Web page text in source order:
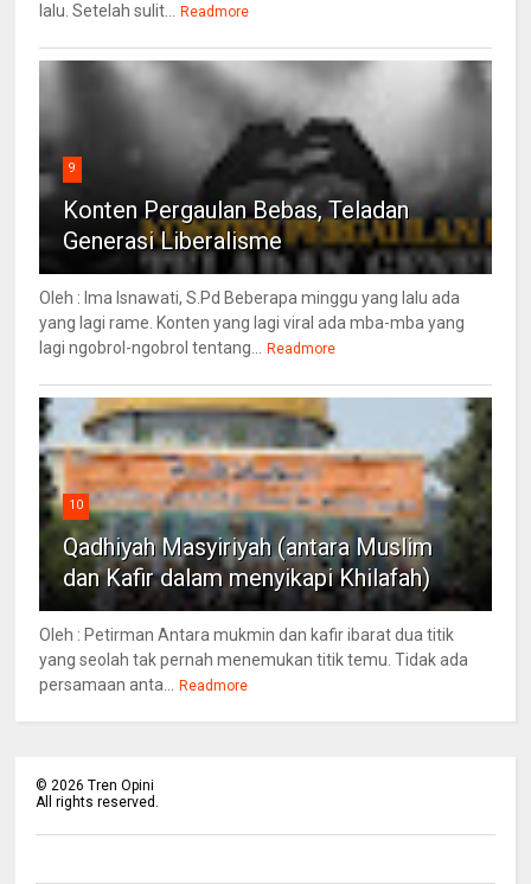
lalu. Setelah sulit...
Readmore
9
Konten Pergaulan Bebas, Teladan
Generasi Liberalisme
Oleh : Ima Isnawati, S.Pd Beberapa minggu yang lalu ada
yang lagi rame. Konten yang lagi viral ada mba-mba yang
lagi ngobrol-ngobrol tentang...
Readmore
10
Qadhiyah Masyiriyah (antara Muslim
dan Kafir dalam menyikapi Khilafah)
Oleh : Petirman Antara mukmin dan kafir ibarat dua titik
yang seolah tak pernah menemukan titik temu. Tidak ada
persamaan anta...
Readmore
©2026 Tren Opini
All rights reserved.